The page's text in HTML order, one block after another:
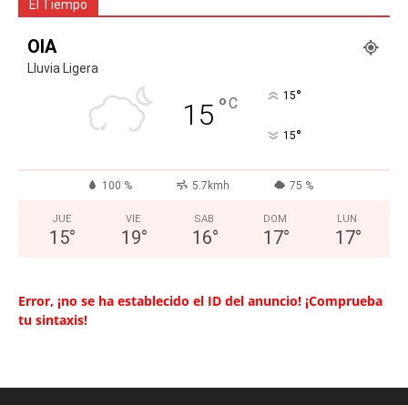
El Tiempo
OIA
Lluvia Ligera
15 °C 15°
15°
100 % 5.7kmh 75 %
JUE
15°
VIE
19°
SAB
16°
DOM
17°
LUN
17°
Error, ¡no se ha establecido el ID del anuncio! ¡Comprueba
tu sintaxis!